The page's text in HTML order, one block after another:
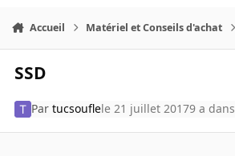
Accueil Matériel et Conseils d'achat
SSD
Partucsouflele 21 juillet 20179 a dans